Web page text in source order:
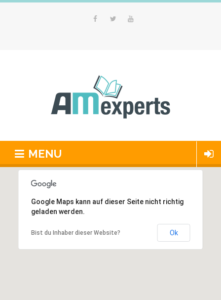
MENU
Google Maps kann auf dieser Seite nicht richtig
geladen werden.
Bist du Inhaber dieser Website? Ok